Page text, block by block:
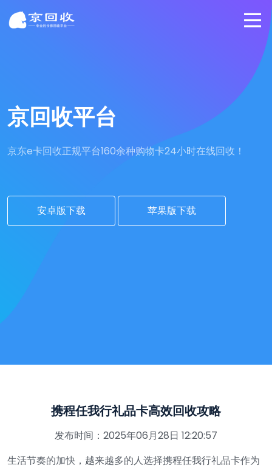
京回收平台
京东e卡回收正规平台160余种购物卡24小时在线回收！
安卓版下载 苹果版下载
携程任我行礼品卡高效回收攻略
发布时间：2025年06月28日 12:20:57
生活节奏的加快，越来越多的人选择携程任我行礼品卡作为